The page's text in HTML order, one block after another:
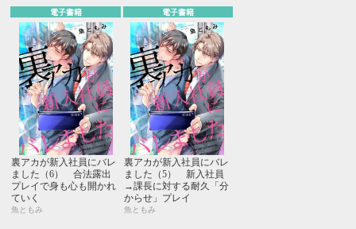
電子書籍
裏アカが新入社員にバレ
ました（6） 合法露出
プレイで身も心も開かれ
ていく
魚ともみ
電子書籍
裏アカが新入社員にバレ
ました（5） 新入社員
→課長に対する耐久「分
からせ」プレイ
魚ともみ